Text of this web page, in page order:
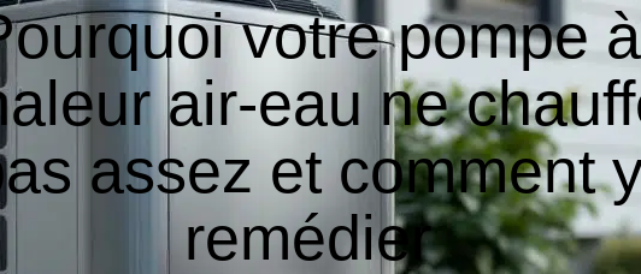
votre pompe à
air-eau ne
assez et comment
remédier